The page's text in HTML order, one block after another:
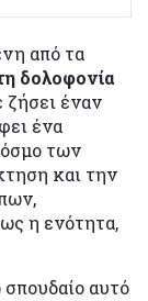
από τα
δολοφονία
ζήσει έναν
ένα
των
και την
η ενότητα,
σπουδαίο αυτό